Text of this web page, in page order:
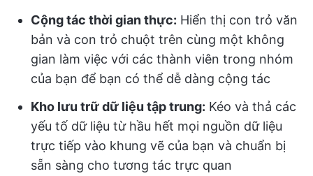
Cộng tác thời gian thực: Hiển thị con trỏ văn
bản và con trỏ chuột trên cùng một không
gian làm việc với các thành viên trong nhóm
của bạn để bạn có thể dễ dàng cộng tác
Kho lưu trữ dữ liệu tập trung: Kéo và thả các
yếu tố dữ liệu từ hầu hết mọi nguồn dữ liệu
trực tiếp vào khung vẽ của bạn và chuẩn bị
sẵn sàng cho tương tác trực quan